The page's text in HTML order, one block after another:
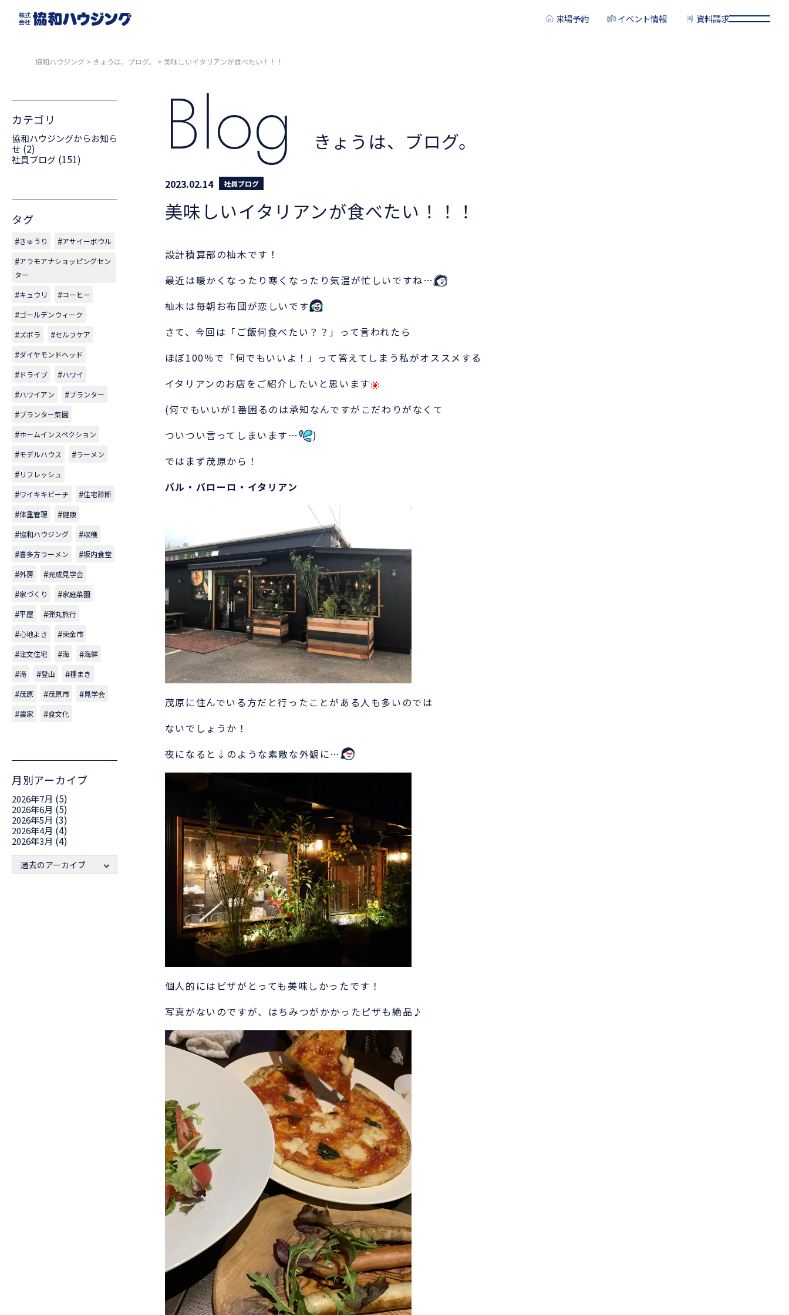
来場予約 イベント情報 資料請求
協和ハウジング > きょうは、ブログ。 > 美味しいイタリアンが食べたい！！！
Blog きょうは、ブログ。
2023.02.14 社員ブログ
美味しいイタリアンが食べたい！！！
設計積算部の杣木です！
最近は暖かくなったり寒くなったり気温が忙しいですね…
杣木は毎朝お布団が恋しいです
さて、今回は「ご飯何食べたい？？」って言われたら
ほぼ100％で「何でもいいよ！」って答えてしまう私がオススメする
イタリアンのお店をご紹介したいと思います
(何でもいいが1番困るのは承知なんですがこだわりがなくて
ついつい言ってしまいます…
)
ではまず茂原から！
バル・バローロ・イタリアン
茂原に住んでいる方だと行ったことがある人も多いのでは
ないでしょうか！
夜になると↓のような素敵な外観に…
個人的にはピザがとっても美味しかったです！
写真がないのですが、はちみつがかかったピザも絶品♪
カテゴリ
協和ハウジングからお知ら
せ (2)
社員ブログ (151)
タグ
きゅうり
アサイーボウル
アラモアナショッピングセン
ター
キュウリ
コーヒー
ゴールデンウィーク
ズボラ
セルフケア
ダイヤモンドヘッド
ドライブ
ハワイ
ハワイアン
プランター
プランター菜園
ホームインスペクション
モデルハウス
ラーメン
リフレッシュ
ワイキキビーチ
住宅診断
体重管理
健康
協和ハウジング
収穫
喜多方ラーメン
坂内食堂
外房
完成見学会
家づくり
家庭菜園
平屋
弾丸旅行
心地よさ
東金市
注文住宅
海
海鮮
滝
登山
種まき
茂原
茂原市
見学会
農家
食文化
月別アーカイブ
2026年7月 (5)
2026年6月 (5)
2026年5月 (3)
2026年4月 (4)
2026年3月 (4)
過去のアーカイブ